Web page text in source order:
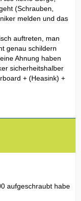
(Schrauben,
melden und das
auftreten, man
genau schildern
Ahnung haben
sicherheitshalber
+ (Heasink) +
aufgeschraubt habe